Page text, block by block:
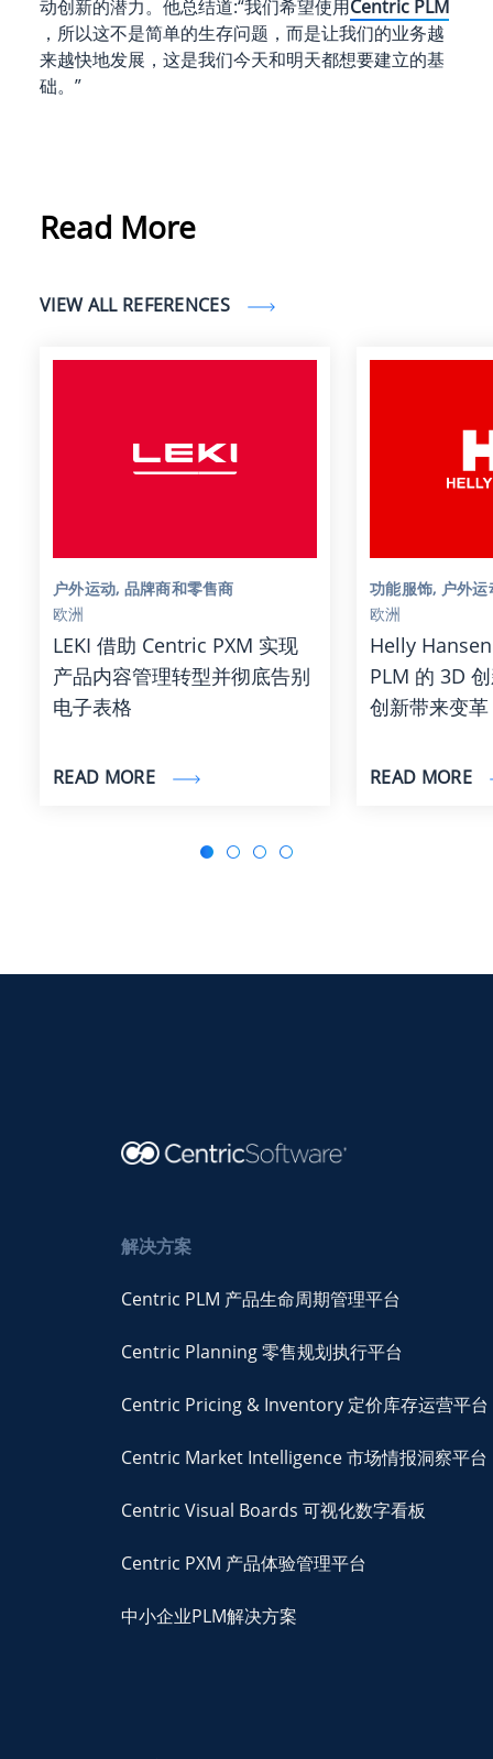
动创新的潜力。他总结道:“我们希望使用Centric PLM
，所以这不是简单的生存问题，而是让我们的业务越
来越快地发展，这是我们今天和明天都想要建立的基
础。”
Read More
VIEW ALL REFERENCES
户外运动, 品牌商和零售商
欧洲
LEKI 借助 Centric PXM 实现
产品内容管理转型并彻底告别
电子表格
READ MORE
功能服饰, 户外运
欧洲
Helly
PLM 的 3D
创新带来变革
READ MORE
解决方案
Centric PLM 产品生命周期管理平台
Centric Planning 零售规划执行平台
Centric Pricing & Inventory 定价库存运营平台
Centric Market Intelligence 市场情报洞察平台
Centric Visual Boards 可视化数字看板
Centric PXM 产品体验管理平台
中小企业PLM解决方案